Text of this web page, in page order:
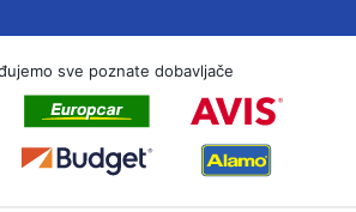
sve poznate dobavljače